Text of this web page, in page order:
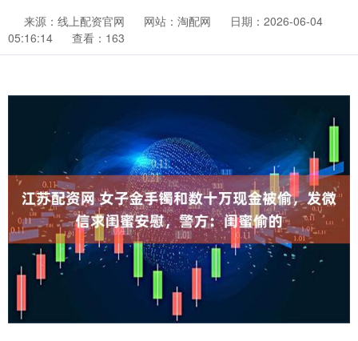
来源：线上配资官网 网站：淘配网
日期：2026-06-04
05:16:14
查看：163